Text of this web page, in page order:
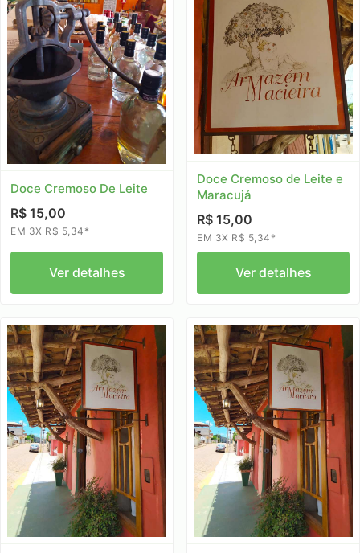
Doce Cremoso De Leite
R$ 15,00
EM 3X R$ 5,34*
Ver detalhes
Doce Cremoso de Leite e
Maracujá
R$ 15,00
EM 3X R$ 5,34*
Ver detalhes